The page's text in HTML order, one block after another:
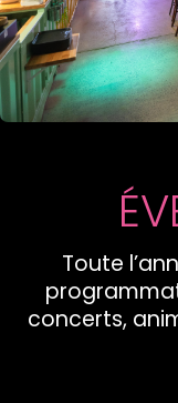
Toute
concerts,